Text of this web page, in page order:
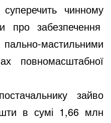
чинному
про забезпечення
пально-мастильними
повномасштабної
зайво
в сумі 1,66 млн